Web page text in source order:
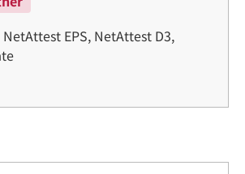
EPS, NetAttest D3,